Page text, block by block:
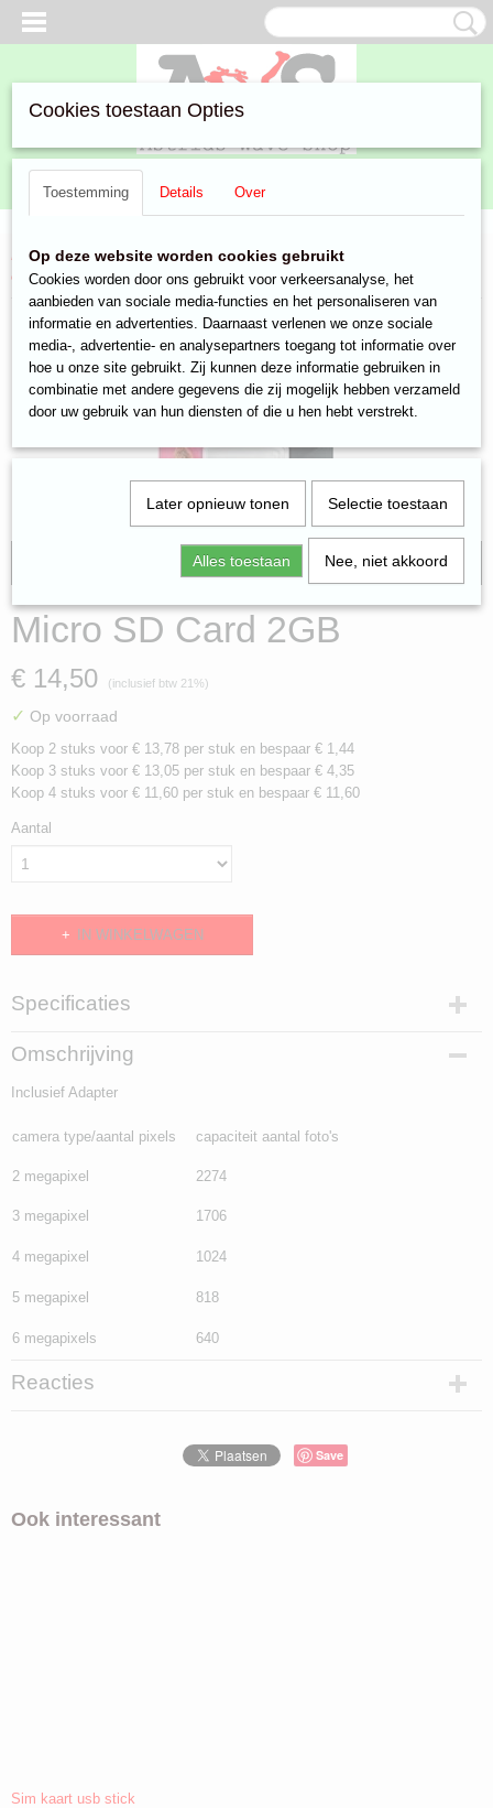
Inloggen Registreren
Home >Aanbiedingen>Speelgoed & Gadgets>
electronica> Micro SD Card 2GB
gratis verzending
Micro SD Card 2GB
€ 14,50 (inclusief btw 21%)
✓ Op voorraad
Koop 2 stuks voor € 13,78 per stuk en bespaar € 1,44
Koop 3 stuks voor € 13,05 per stuk en bespaar € 4,35
Koop 4 stuks voor € 11,60 per stuk en bespaar € 11,60
Aantal
IN WINKELWAGEN
Specificaties
EAN code
3126170050564
Omschrijving
Inclusief Adapter
camera type/aantal pixels capaciteit aantal foto's
2 megapixel 2274
3 megapixel 1706
4 megapixel 1024
5 megapixel 818
6 megapixels 640
Reacties
Save
Ook interessant
Sim kaart usb stick
Cookies toestaan Opties
Toestemming Details Over
Op deze website worden cookies gebruikt
Cookies worden door ons gebruikt voor verkeersanalyse, het
aanbieden van sociale media-functies en het personaliseren van
informatie en advertenties. Daarnaast verlenen we onze sociale
media-, advertentie- en analysepartners toegang tot informatie over
hoe u onze site gebruikt. Zij kunnen deze informatie gebruiken in
combinatie met andere gegevens die zij mogelijk hebben verzameld
door uw gebruik van hun diensten of die u hen hebt verstrekt.
Later opnieuw tonen Selectie toestaan
Alles toestaan Nee, niet akkoord